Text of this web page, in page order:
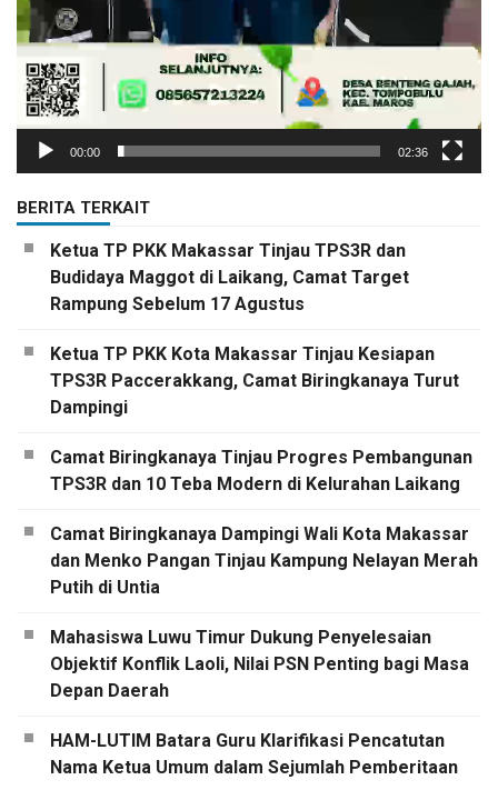
00:00 02:36
BERITA TERKAIT
Ketua TP PKK Makassar Tinjau TPS3R dan
Budidaya Maggot di Laikang, Camat Target
Rampung Sebelum 17 Agustus
Ketua TP PKK Kota Makassar Tinjau Kesiapan
TPS3R Paccerakkang, Camat Biringkanaya Turut
Dampingi
Camat Biringkanaya Tinjau Progres Pembangunan
TPS3R dan 10 Teba Modern di Kelurahan Laikang
Camat Biringkanaya Dampingi Wali Kota Makassar
dan Menko Pangan Tinjau Kampung Nelayan Merah
Putih di Untia
Mahasiswa Luwu Timur Dukung Penyelesaian
Objektif Konflik Laoli, Nilai PSN Penting bagi Masa
Depan Daerah
HAM-LUTIM Batara Guru Klarifikasi Pencatutan
Nama Ketua Umum dalam Sejumlah Pemberitaan